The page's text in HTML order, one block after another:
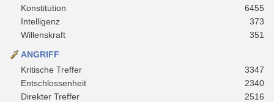
Konstitution
6455
Intelligenz
373
Willenskraft
351
ANGRIFF
Kritische Treffer
3347
Entschlossenheit
2340
Direkter Treffer
2516